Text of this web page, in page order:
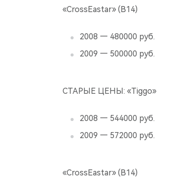
«CrossEastar» (В14)
2008 — 480000 руб.
2009 — 500000 руб.
СТАРЫЕ ЦЕНЫ: «Tiggo»
2008 — 544000 руб.
2009 — 572000 руб.
«CrossEastar» (В14)